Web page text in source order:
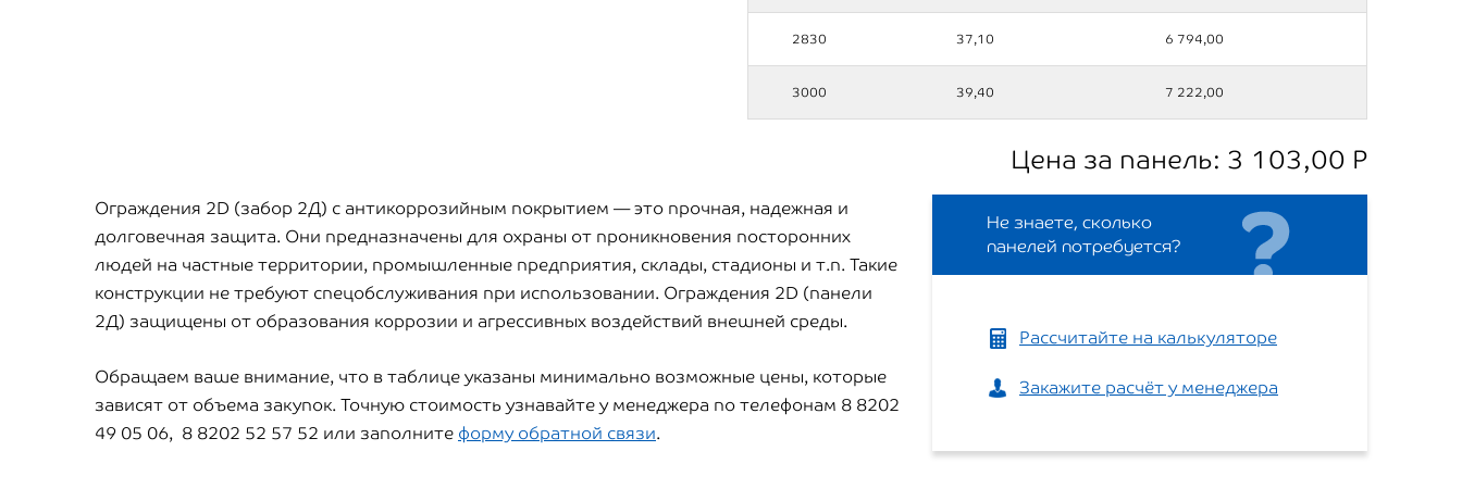
2830 37,10 6 794,00
3000 39,40 7 222,00
Цена за панель: 3 103,00 Р
Ограждения 2D (забор 2Д) с антикоррозийным покрытием — это прочная, надежная и
долговечная защита. Они предназначены для охраны от проникновения посторонних
людей на частные территории, промышленные предприятия, склады, стадионы и т.п. Такие
конструкции не требуют спецобслуживания при использовании. Ограждения 2D (панели
2Д) защищены от образования коррозии и агрессивных воздействий внешней среды.
Обращаем ваше внимание, что в таблице указаны минимально возможные цены, которые
зависят от объема закупок. Точную стоимость узнавайте у менеджера по телефонам 8 8202
49 05 06, 8 8202 52 57 52 или заполните форму обратной связи.
Не знаете, сколько
панелей потребуется?
Рассчитайте на калькуляторе
Закажите расчёт у менеджера